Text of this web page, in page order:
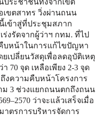
เขตสาทร วิ่งผ่านถนน
เข้าสู่ที่ประชุมสภาก
งรัดจากผู้ว่าฯ กทม. ที่ไป
บหน้าในการแก้ไขปัญหา
เปลี่ยนวัสดุเพื่อลดอุบัติเหตุ
70 จุด เหลือเพียง 2-3 จุด
งความคืบหน้าโครงการ
ม 3 ช่วงแยกถนนตกถึงถนน
ว่าจะแล้วเสร็จเมื่อ
าตรการบริหารจัดการ